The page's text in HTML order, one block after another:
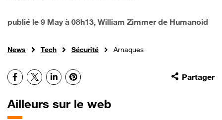
publié le 9 May à 08h13, William Zimmer de Humanoid
News Tech Sécurité Arnaques
Partager
Facebook
X LinkedInPinterest
Ailleurs sur le web